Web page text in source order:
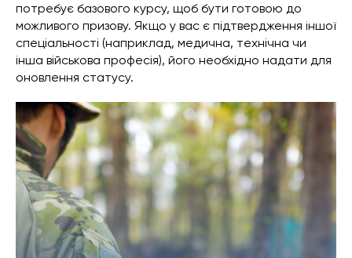
потребує базового курсу, щоб бути готовою до
можливого призову. Якщо у вас є підтвердження іншої
спеціальності (наприклад, медична, технічна чи
інша військова професія), його необхідно надати для
оновлення статусу.